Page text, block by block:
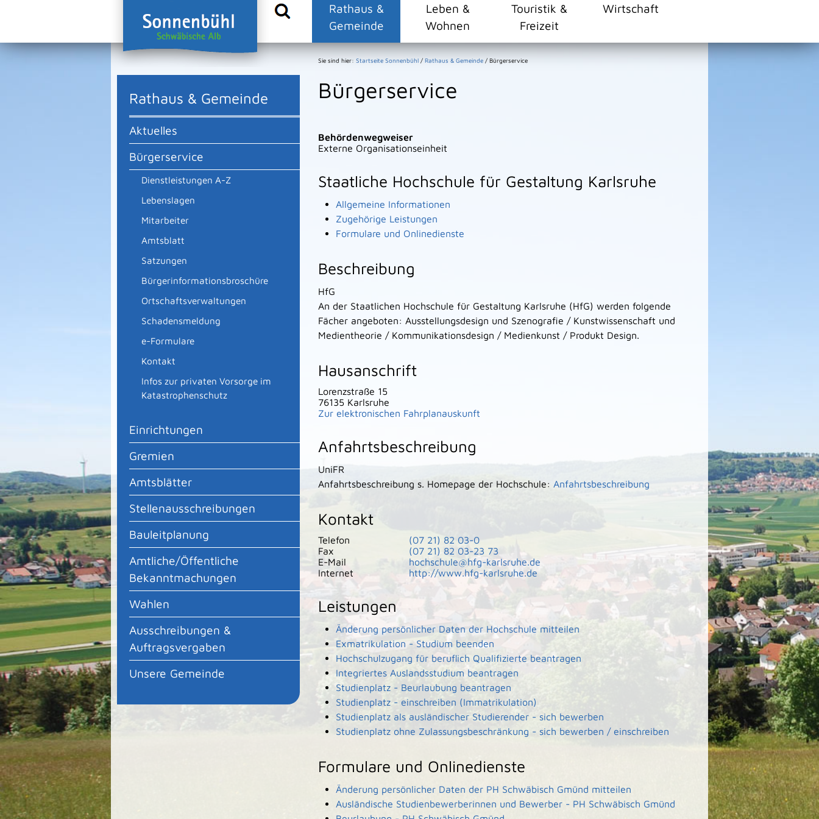
Rathaus &
Gemeinde
Leben &
Wohnen
Touristik &
Freizeit
Wirtschaft
Rathaus & Gemeinde
Aktuelles
Bürgerservice
Dienstleistungen A-Z
Lebenslagen
Mitarbeiter
Amtsblatt
Satzungen
Bürgerinformationsbroschüre
Ortschaftsverwaltungen
Schadensmeldung
e-Formulare
Kontakt
Infos zur privaten Vorsorge im
Katastrophenschutz
Einrichtungen
Gremien
Amtsblätter
Stellenausschreibungen
Bauleitplanung
Amtliche/Öffentliche
Bekanntmachungen
Wahlen
Ausschreibungen &
Auftragsvergaben
Unsere Gemeinde
Sie sind hier: Startseite Sonnenbühl / Rathaus & Gemeinde / Bürgerservice
Bürgerservice
Behördenwegweiser
Externe Organisationseinheit
Staatliche Hochschule für Gestaltung Karlsruhe
Allgemeine Informationen
Zugehörige Leistungen
Formulare und Onlinedienste
Beschreibung
HfG
An der Staatlichen Hochschule für Gestaltung Karlsruhe (HfG) werden folgende
Fächer angeboten: Ausstellungsdesign und Szenografie / Kunstwissenschaft und
Medientheorie / Kommunikationsdesign / Medienkunst / Produkt Design.
Hausanschrift
Lorenzstraße 15
76135 Karlsruhe
Zur elektronischen Fahrplanauskunft
Anfahrtsbeschreibung
UniFR
Anfahrtsbeschreibung s. Homepage der Hochschule: Anfahrtsbeschreibung
Kontakt
Telefon (07 21) 82 03-0
Fax
(07 21) 82 03-23 73
E-Mail
hochschule@hfg-karlsruhe.de
Internet
http://www.hfg-karlsruhe.de
Leistungen
Änderung persönlicher Daten der Hochschule mitteilen
Exmatrikulation - Studium beenden
Hochschulzugang für beruflich Qualifizierte beantragen
Integriertes Auslandsstudium beantragen
Studienplatz - Beurlaubung beantragen
Studienplatz - einschreiben (Immatrikulation)
Studienplatz als ausländischer Studierender - sich bewerben
Studienplatz ohne Zulassungsbeschränkung - sich bewerben / einschreiben
Formulare und Onlinedienste
Änderung persönlicher Daten der PH Schwäbisch Gmünd mitteilen
Ausländische Studienbewerberinnen und Bewerber - PH Schwäbisch Gmünd